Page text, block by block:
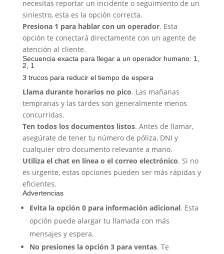
necesitas reportar un incidente o seguimiento de un
siniestro, esta es la opción correcta.
Presiona 1 para hablar con un operador. Esta
opción te conectará directamente con un agente de
atención al cliente.
Secuencia exacta para llegar a un operador humano: 1,
2, 1
3 trucos para reducir el tiempo de espera
Llama durante horarios no pico. Las mañanas
tempranas y las tardes son generalmente menos
concurridas.
Ten todos los documentos listos. Antes de llamar,
asegúrate de tener tu número de póliza, DNI y
cualquier otro documento relevante a mano.
Utiliza el chat en línea o el correo electrónico. Si no
es urgente, estas opciones pueden ser más rápidas y
eficientes.
Advertencias
Evita la opción 0 para información adicional. Esta
opción puede alargar tu llamada con más
mensajes y espera.
No presiones la opción 3 para ventas. Te